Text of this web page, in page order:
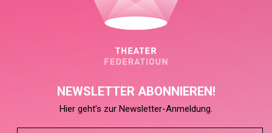
NEWSLETTER ABONNIEREN!
Hier geht’s zur Newsletter-Anmeldung.